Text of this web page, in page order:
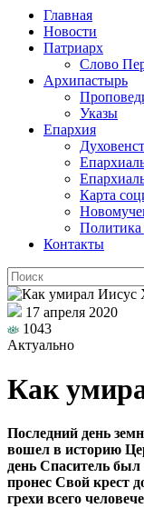
Главная
Новости
Патриарх
Слово
Архипастырь
Указы
Епархия
Карта
Политика
Контакты
17 апреля 2020
1043
Актуально
Как
Последний день
вошел в историю
день Спаситель был
пронес Свой крест
грехи всего